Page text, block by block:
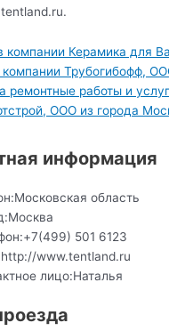
компании Керамика для
Трубогибофф,
ремонтные работы и
ООО из города
информация
Московская область
Москва
+7(499) 501 6123
http://www.tentland.ru
лицо:Наталья